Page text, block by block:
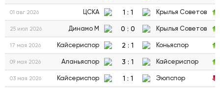
01 авг 2026 ЦСКА 1 : 1 Крылья Советов
25 июл 2026 Динамо М 0 : 0 Крылья Советов
17 мая 2026 Кайсериспор 2 : 1 Коньяспор
09 мая 2026 Аланьяспор 3 : 1 Кайсериспор
03 мая 2026 Кайсериспор 1 : 1 Эюпспор